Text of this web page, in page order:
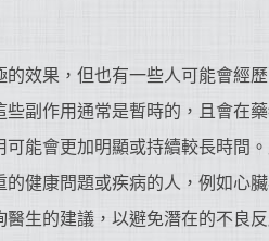
效果，但也有一些人可能會經
副作用通常是暫時的，且會在
能會更加明顯或持續較長時間
健康問題或疾病的人，例如心
醫生的建議，以避免潛在的不良